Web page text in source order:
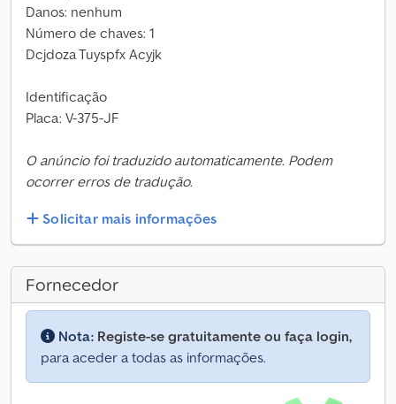
Danos: nenhum
Número de chaves: 1
Dcjdoza Tuyspfx Acyjk
Identificação
Placa: V-375-JF
O anúncio foi traduzido automaticamente. Podem
ocorrer erros de tradução.
Solicitar mais informações
Fornecedor
Nota: Registe-se gratuitamente ou faça login,
para aceder a todas as informações.